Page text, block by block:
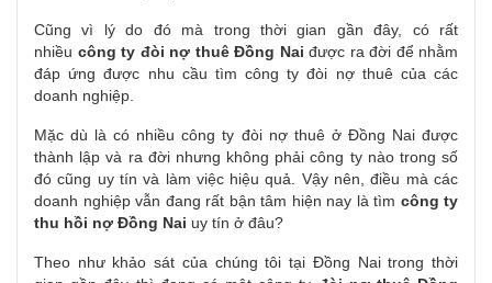
Cũng vì lý do đó mà trong thời gian gần đây, có rất
nhiều công ty đòi nợ thuê Đồng Nai được ra đời để nhằm
đáp ứng được nhu cầu tìm công ty đòi nợ thuê của các
doanh nghiệp.
Mặc dù là có nhiều công ty đòi nợ thuê ở Đồng Nai được
thành lập và ra đời nhưng không phải công ty nào trong số
đó cũng uy tín và làm việc hiệu quả. Vậy nên, điều mà các
doanh nghiệp vẫn đang rất bận tâm hiện nay là tìm công ty
thu hồi nợ Đồng Nai uy tín ở đâu?
Theo như khảo sát của chúng tôi tại Đồng Nai trong thời